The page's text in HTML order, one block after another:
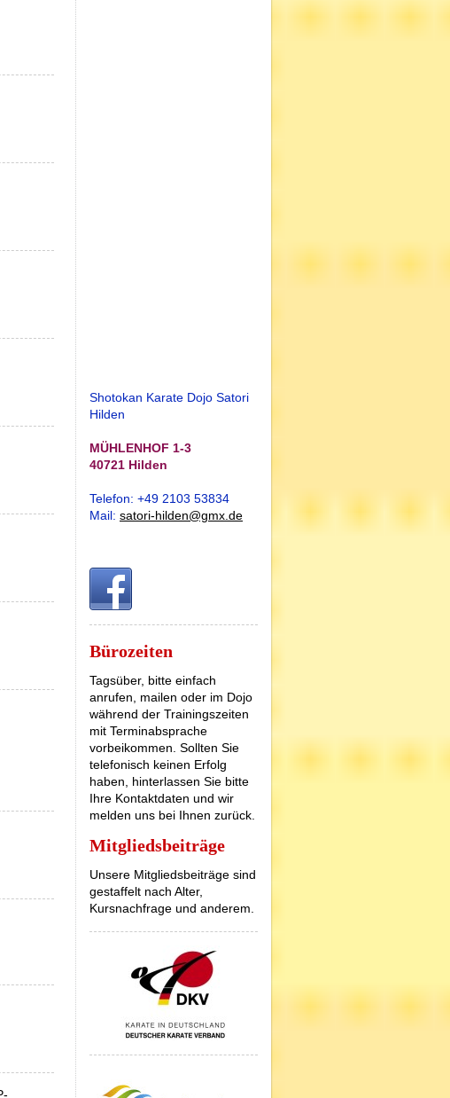
Shotokan Karate Dojo Satori
Hilden
MÜHLENHOF 1-3
40721 Hilden
Telefon: +49 2103 53834
Mail: satori-hilden@gmx.de
Bürozeiten
Tagsüber, bitte einfach
anrufen, mailen oder im Dojo
während der Trainingszeiten
mit Terminabsprache
vorbeikommen. Sollten Sie
telefonisch keinen Erfolg
haben, hinterlassen Sie bitte
Ihre Kontaktdaten und wir
melden uns bei Ihnen zurück.
Mitgliedsbeiträge
Unsere Mitgliedsbeiträge sind
gestaffelt nach Alter,
Kursnachfrage und anderem.